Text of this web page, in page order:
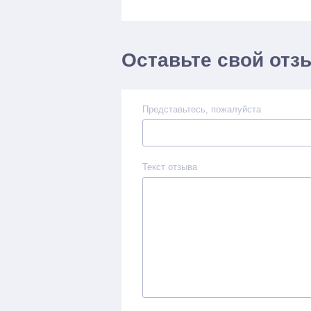
Оставьте свой
Представьтесь, пожалуйста
Текст отзыва